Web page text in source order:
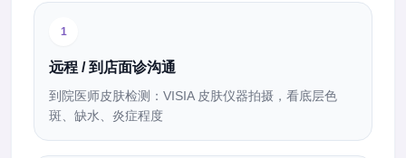
1
远程 / 到店面诊沟通
到院医师皮肤检测：VISIA 皮肤仪器拍摄，看底层色
斑、缺水、炎症程度